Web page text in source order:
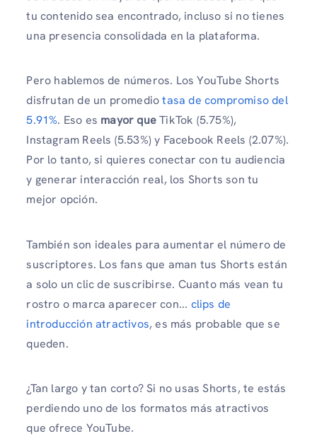
tu contenido sea encontrado, incluso si no tienes
una presencia consolidada en la plataforma.
Pero hablemos de números. Los YouTube Shorts
disfrutan de un promediotasa de compromiso del
5.91%. Eso es mayor queTikTok (5.75%),
Instagram Reels (5.53%) y Facebook Reels (2.07%).
Por lo tanto, si quieres conectar con tu audiencia
y generar interacción real, los Shorts son tu
mejor opción.
También son ideales para aumentar el número de
suscriptores. Los fans que aman tus Shorts están
a solo un clic de suscribirse. Cuanto más vean tu
rostro o marca aparecer con... clips de
introducción atractivos, es más probable que se
queden.
¿Tan largo y tan corto? Si no usas Shorts, te estás
perdiendo uno de los formatos más atractivos
que ofrece YouTube.